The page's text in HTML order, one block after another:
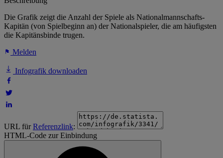
Die Grafik zeigt die Anzahl der Spiele als Nationalmannschafts-
Kapitän (von Spielbeginn an) der Nationalspieler, die am häufigsten
die Kapitänsbinde trugen.
Melden
Infografik downloaden
URL fürReferenzlink:
HTML-Code zur Einbindung